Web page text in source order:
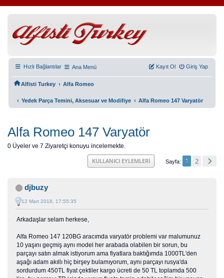
Hızlı Bağlantılar Ana Menü Giriş Yap
Kayıt Ol
Alfisti Turkey ‹ Alfa Romeo
‹ Yedek Parça Temini, Aksesuar ve Modifiye ‹ Alfa Romeo 147 Varyatör
Alfa Romeo 147 Varyatör
0 Üyeler ve 7 Ziyaretçi konuyu incelemekte.
Sayfa 1 2
KULLANICI EYLEMLERI
djbuzy
12 Mart 2018, 17:55:35
Arkadaşlar selam herkese,
Alfa Romeo 147 120BG aracımda varyatör problemi var malumunuz
10 yaşını geçmiş aynı model her arabada olabilen bir sorun, bu
parçayı satın almak istiyorum ama fiyatlara baktığımda 1000TL'den
aşağı adam akıllı hiç birşey bulamıyorum, aynı parçayı rusya'da
sordurdum 450TL fiyat çektiler kargo ücreti de 50 TL toplamda 500